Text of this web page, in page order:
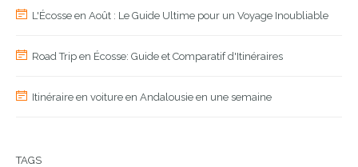
L'Écosse en Août : Le Guide Ultime pour un Voyage Inoubliable
Road Trip en Écosse: Guide et Comparatif d'Itinéraires
Itinéraire en voiture en Andalousie en une semaine
TAGS